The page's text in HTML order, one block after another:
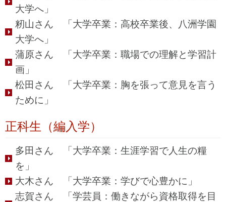
大学へ」
籾山さん 「大学卒業：高校卒業後、八洲学園
大学へ」
蒲原さん 「大学卒業：職場での理解と学習計
画」
松田さん 「大学卒業：胸を張って意見を言う
ために」
正科生（編入学）
多田さん 「大学卒業：生涯学習で人生の糧
を」
大木さん 「大学卒業：学びで心豊かに」
志賀さん 「学芸員：働きながら資格取得を目